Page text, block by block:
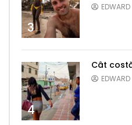
3
EDWARD
4
Cât
EDWARD